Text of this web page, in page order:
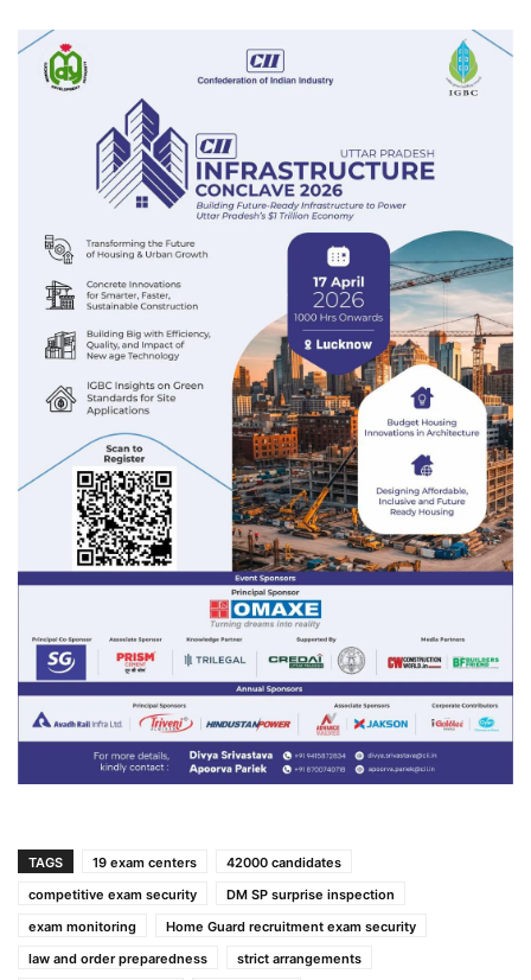
TAGS 19 exam centers
42000 candidates
competitive exam security
DM SP surprise inspection
exam monitoring
Home Guard recruitment exam security
law and order preparedness
strict arrangements